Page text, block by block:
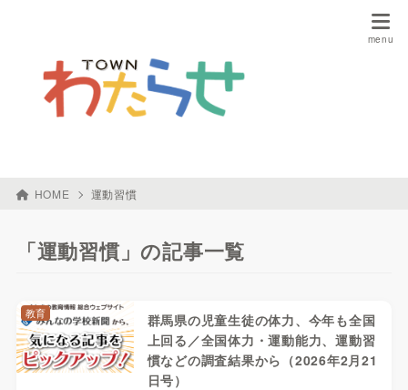
HOME 運動習慣
「運動習慣」の記事一覧
群馬県の児童生徒の体力、今年も全国
上回る／全国体力・運動能力、運動習
慣などの調査結果から（2026年2月21
日号）
教育